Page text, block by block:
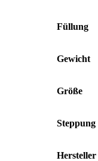
Füllung
Gewicht
Größe
Steppung
Hersteller